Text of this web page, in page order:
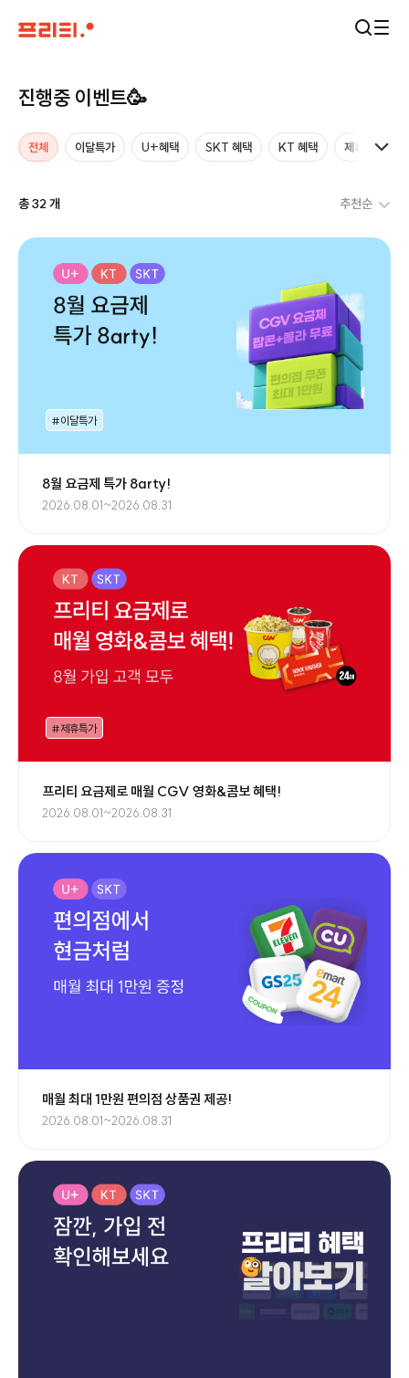
진행중 이벤트🥳
전체 이달특가 U+혜택 SKT 혜택 KT 혜택 제휴특가
총 32 개 추천순
#이달특가
8월 요금제 특가 8arty!
2026.08.01~2026.08.31
#제휴특가
프리티 요금제로 매월 CGV 영화&콤보 혜택!
2026.08.01~2026.08.31
매월 최대 1만원 편의점 상품권 제공!
2026.08.01~2026.08.31